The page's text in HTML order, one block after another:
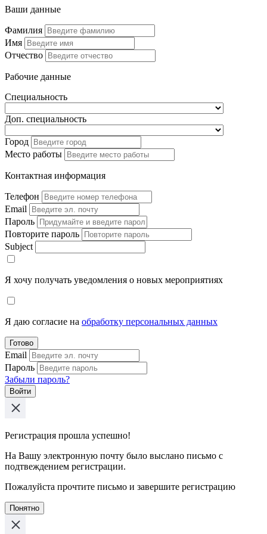
Ваши данные
Фамилия
Имя
Отчество
Рабочие данные
Специальность
Доп. специальность
Город
Место работы
Контактная информация
Телефон
Email
Пароль
Повторите пароль
Subject
Я хочу получать уведомления о новых мероприятиях
Я даю согласие на обработку персональных данных
Готово
Email
Пароль
Забыли пароль?
Войти
Регистрация прошла успешно!
На Вашу электронную почту было выслано письмо с
подтвеждением регистрации.
Пожалуйста прочтите письмо и завершите регистрацию
Понятно